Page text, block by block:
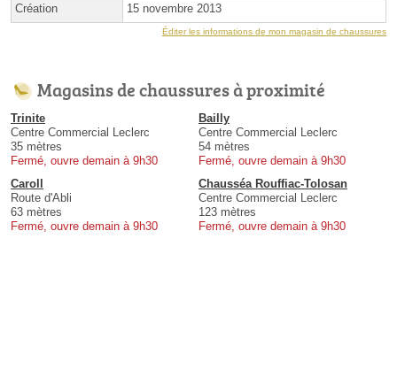
Création 15 novembre 2013
Éditer les informations de mon magasin de chaussures
Magasins de chaussures à proximité
Trinite
Centre Commercial Leclerc
35 mètres
Fermé, ouvre demain à 9h30
Bailly
Centre Commercial Leclerc
54 mètres
Fermé, ouvre demain à 9h30
Caroll
Route d'Abli
63 mètres
Fermé, ouvre demain à 9h30
Chausséa Rouffiac-Tolosan
Centre Commercial Leclerc
123 mètres
Fermé, ouvre demain à 9h30